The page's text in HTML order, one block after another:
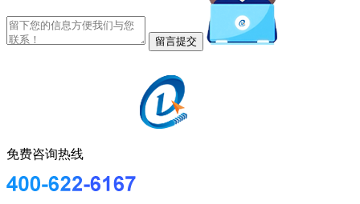
免费咨询热线